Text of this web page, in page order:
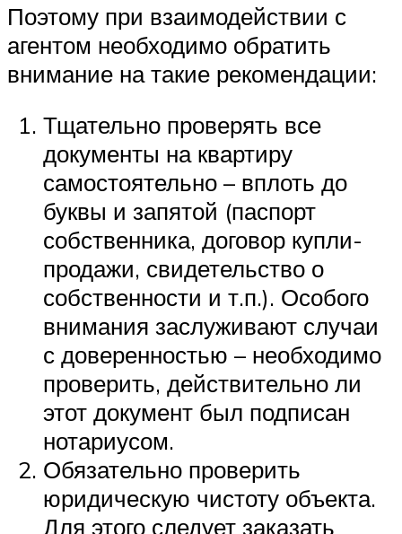
Поэтому при взаимодействии с
агентом необходимо обратить
внимание на такие рекомендации:
Тщательно проверять все
документы на квартиру
самостоятельно – вплоть до
буквы и запятой (паспорт
собственника, договор купли-
продажи, свидетельство о
собственности и т.п.). Особого
внимания заслуживают случаи
с доверенностью – необходимо
проверить, действительно ли
этот документ был подписан
нотариусом.
Обязательно проверить
юридическую чистоту объекта.
Для этого следует заказать